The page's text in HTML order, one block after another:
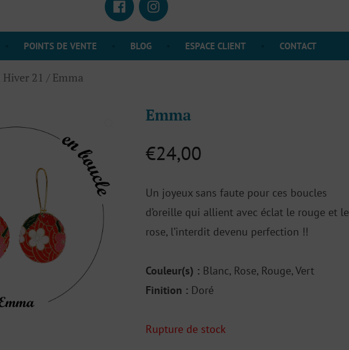
POINTS DE VENTE BLOG ESPACE CLIENT CONTACT
FacebookInstagram
21 / Emma
Emma
€24,00
Un joyeux sans faute pour ces boucles
d’oreille qui allient avec éclat le rouge et le
rose, l’interdit devenu perfection !!
Couleur(s) : Blanc, Rose, Rouge, Vert
Finition : Doré
Rupture de stock